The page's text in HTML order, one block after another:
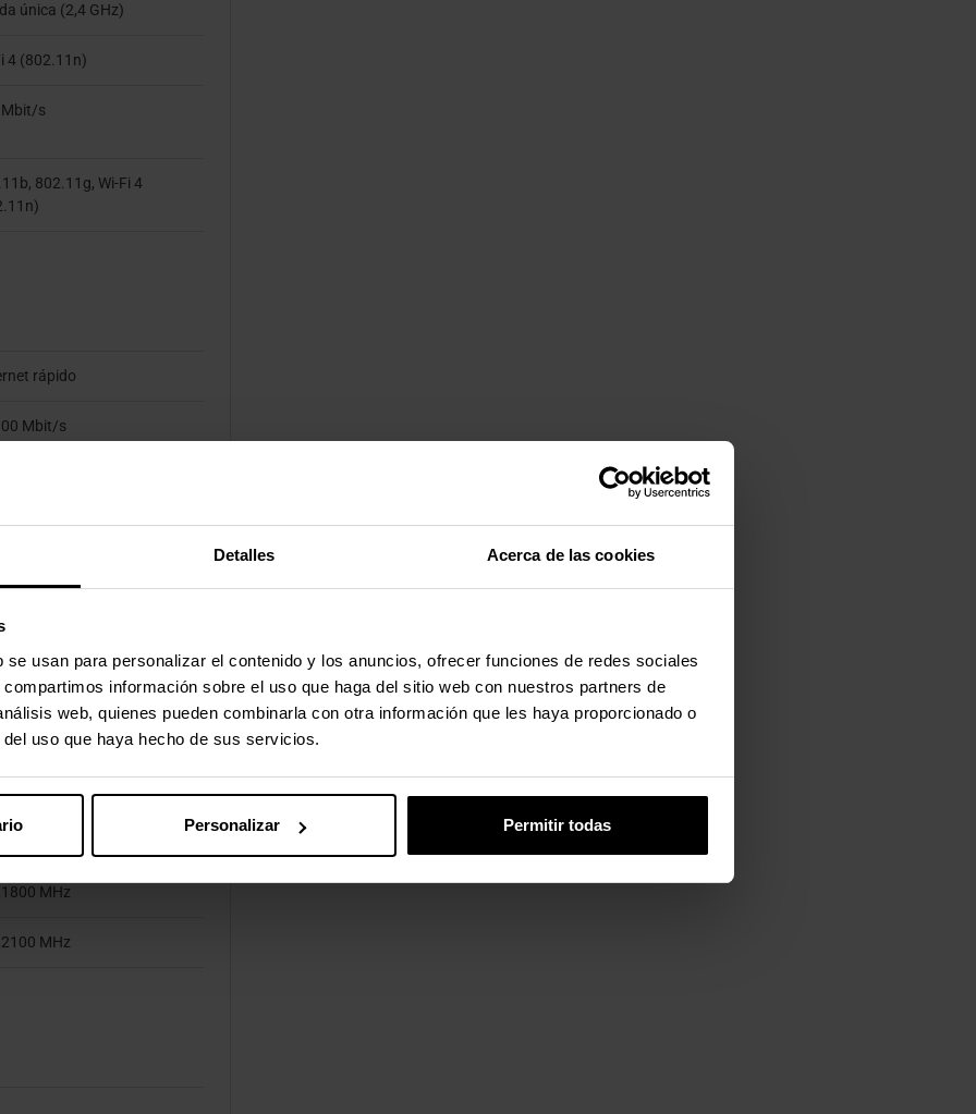
Detalles Acerca de las cookies
usan para personalizar el contenido y los anuncios, ofrecer funciones de redes sociales
información sobre el uso que haga del sitio web con nuestros partners de
web, quienes pueden combinarla con otra información que les haya proporcionado o
uso que haya hecho de sus servicios.
Personalizar Permitir todas
única (2,4 GHz)
4 (802.11n)
Mbit/s
802.11g, Wi-Fi 4
rápido
Mbit/s
802.11k, IEEE 802.11v, IEEE
GPRS, GSM
HSPA, HSPA+, UMTS
MHz
MHz